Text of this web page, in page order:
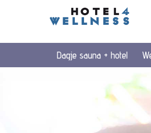
Dagje sauna + hotel